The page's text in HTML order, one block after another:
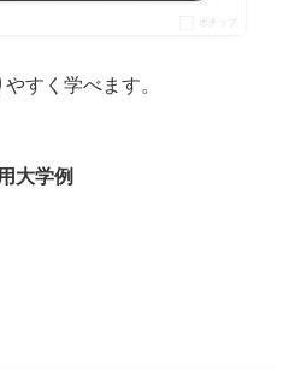
ポチップ
すく学べます。
大学例